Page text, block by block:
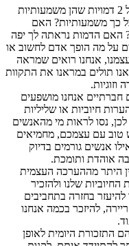
תרגיל הדמות המשמעותית: חשבי על 2 דמויות שהן משמעותיות
כך משמעותיות? האם
האם הדמות נראתה לך יפה
על מה הופך אדם לחשוב או
אנחנו רואים שמראה
תולים במראנו את התקוות
וזוגיות.
חברתיים אנחנו מושפעים
חיוביות או שליליות
נסו לראות מי מהאנשים
טוב עם עצמכם, מחמיאים
אנשים גורמים בדיוק
אוהדת ותומכת.
היתר מההערכה העצמית
שלנו ולהזכיר
בחזרה בתחביבים
להיזכר בכמה אנחנו
התזכורת היומית לאופן